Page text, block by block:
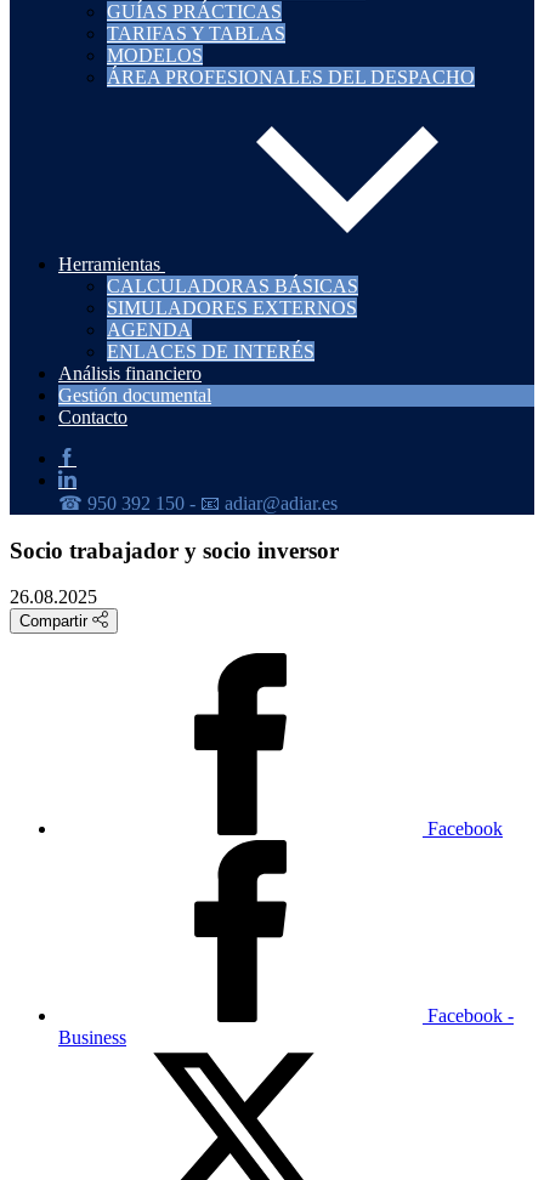
GUÍAS PRÁCTICAS
TARIFAS Y TABLAS
MODELOS
ÁREA PROFESIONALES DEL DESPACHO
Herramientas
CALCULADORAS BÁSICAS
SIMULADORES EXTERNOS
AGENDA
ENLACES DE INTERÉS
Análisis financiero
Gestión documental
Contacto
Socio trabajador y socio inversor
26.08.2025
Compartir
Facebook
Facebook -
Business